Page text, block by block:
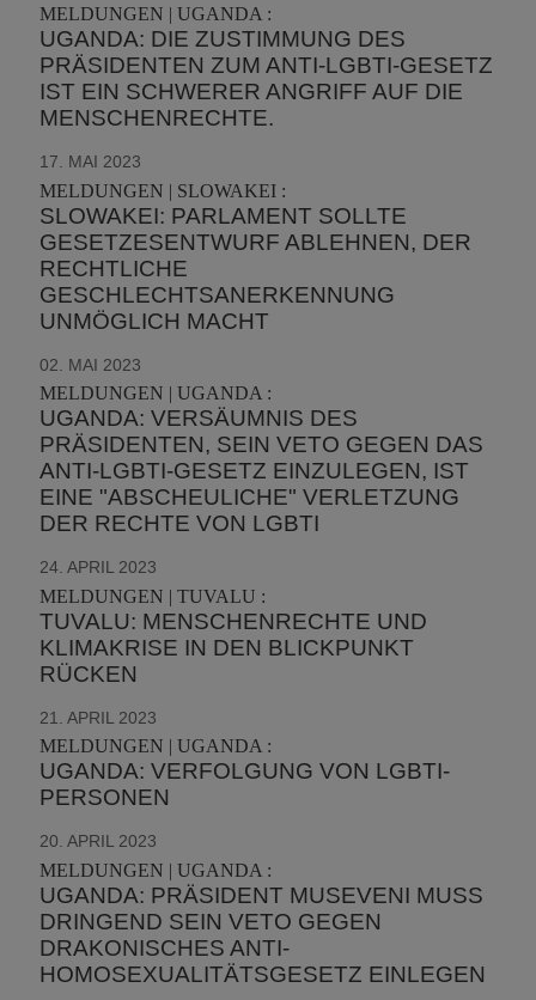
MELDUNGEN | UGANDA :
UGANDA: DIE ZUSTIMMUNG DES
PRÄSIDENTEN ZUM ANTI-LGBTI-GESETZ
IST EIN SCHWERER ANGRIFF AUF DIE
MENSCHENRECHTE.
17. MAI 2023
MELDUNGEN | SLOWAKEI :
SLOWAKEI: PARLAMENT SOLLTE
GESETZESENTWURF ABLEHNEN, DER
RECHTLICHE
GESCHLECHTSANERKENNUNG
UNMÖGLICH MACHT
02. MAI 2023
MELDUNGEN | UGANDA :
UGANDA: VERSÄUMNIS DES
PRÄSIDENTEN, SEIN VETO GEGEN DAS
ANTI-LGBTI-GESETZ EINZULEGEN, IST
EINE "ABSCHEULICHE" VERLETZUNG
DER RECHTE VON LGBTI
24. APRIL 2023
MELDUNGEN | TUVALU :
TUVALU: MENSCHENRECHTE UND
KLIMAKRISE IN DEN BLICKPUNKT
RÜCKEN
21. APRIL 2023
MELDUNGEN | UGANDA :
UGANDA: VERFOLGUNG VON LGBTI-
PERSONEN
20. APRIL 2023
MELDUNGEN | UGANDA :
UGANDA: PRÄSIDENT MUSEVENI MUSS
DRINGEND SEIN VETO GEGEN
DRAKONISCHES ANTI-
HOMOSEXUALITÄTSGESETZ EINLEGEN